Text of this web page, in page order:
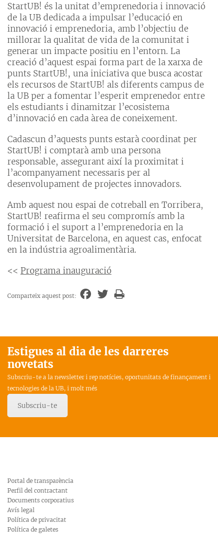
StartUB! és la unitat d’emprenedoria i innovació
de la UB dedicada a impulsar l’educació en
innovació i emprenedoria, amb l’objectiu de
millorar la qualitat de vida de la comunitat i
generar un impacte positiu en l’entorn. La
creació d’aquest espai forma part de la xarxa de
punts StartUB!, una iniciativa que busca acostar
els recursos de StartUB! als diferents campus de
la UB per a fomentar l’esperit emprenedor entre
els estudiants i dinamitzar l’ecosistema
d’innovació en cada àrea de coneixement.
Cadascun d’aquests punts estarà coordinat per
StartUB! i comptarà amb una persona
responsable, assegurant així la proximitat i
l’acompanyament necessaris per al
desenvolupament de projectes innovadors.
Amb aquest nou espai de cotreball en Torribera,
StartUB! reafirma el seu compromís amb la
formació i el suport a l’emprenedoria en la
Universitat de Barcelona, en aquest cas, enfocat
en la indústria agroalimentària.
<< Programa inauguració
Comparteix aquest post:
Estigues al dia de les darreres
novetats
Subscriu-te a la newsletter i rep notícies, oportunitats de finançament i
tecnologies de la UB, i molt més
Subscriu-te
Portal de transparència
Perfil del contractant
Documents corporatius
Avís legal
Política de privacitat
Política de galetes